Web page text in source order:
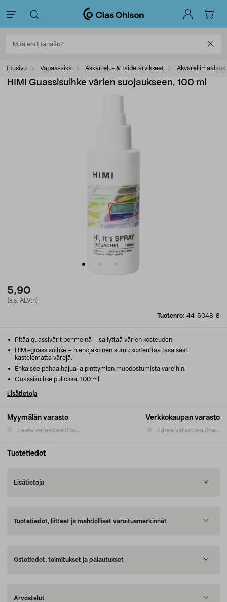
Etusivu Vapaa-aika Askartelu- & taidetarvikkeet Akvarellimaalaus
HIMI Guassisuihke värien suojaukseen, 100 ml
5,90
(sis. ALV:n)
Tuotenro: 44-5048-8
Myymälän varasto
Hakee varastosaldoa...
Verkkokaupan varasto
Hakee varastosaldoa...
Pitää guassivärit pehmeinä – säilyttää värien kosteuden.
HIMI-guassisuihke – hienojakoinen sumu kosteuttaa tasaisesti
kastelematta värejä.
Ehkäisee pahaa hajua ja pinttymien muodostumista väreihin.
Guassisuihke pullossa. 100 ml.
Lisätietoja
Tuotetiedot
Lisätietoja
Tuotetiedot, liitteet ja mahdolliset varoitusmerkinnät
Ostotiedot, toimitukset ja palautukset
Arvostelut